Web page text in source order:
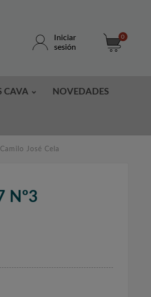
Iniciar
sesión
0
CAVA NOVEDADES
José Cela
Nº3